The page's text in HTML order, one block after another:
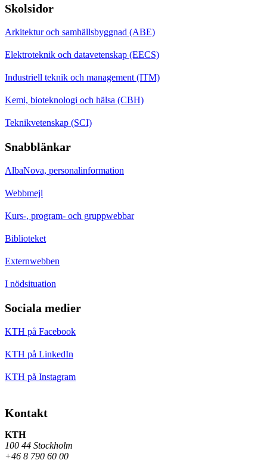
Skolsidor
Arkitektur och samhällsbyggnad (ABE)
Elektroteknik och datavetenskap (EECS)
Industriell teknik och management (ITM)
Kemi, bioteknologi och hälsa (CBH)
Teknikvetenskap (SCI)
Snabblänkar
AlbaNova, personalinformation
Webbmejl
Kurs-, program- och gruppwebbar
Biblioteket
Externwebben
I nödsituation
Sociala medier
KTH på Facebook
KTH på LinkedIn
KTH på Instagram
Kontakt
KTH
100 44 Stockholm
+46 8 790 60 00